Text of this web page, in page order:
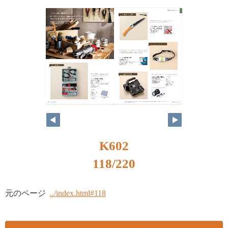
K602
118/220
元のページ ../index.html#118